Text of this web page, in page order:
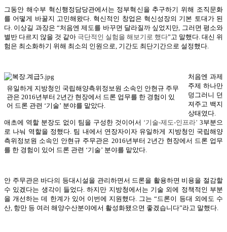
그동안 해수부 혁신행정담당관에서는 정부혁신을 추구하기 위해 조직문화
를 어떻게 바꿀지 고민해왔다. 혁신적인 창업은 혁신성장의 기본 토대가 된
다. 이상길 과장은 “처음엔 제도를 바꾸면 달라질까 싶었지만, 그러면 평소와
별반 다르지 않을 것 같아 극단적인 실험 을 해보기로 했다”고 말했다. 대신 위
험은 최소화하기 위해 최소의 인원으로, 기간도 최단기간으로 설정했다.
유일하게 지방청인 국립해양측위정보원 소속인 안현규 주무
관은 2016년부터 2년간 현장에서 드론 업무를 한 경험이 있
어 드론 관련 ‘기술’ 분야를 맡았다.
처음엔 과제
주제 하나만
덩그러니 던
져주고 백지
상태였다.
애초에 역할 분장도 없이 팀을 구성한 것이어서 ‘기술-제도-인프라’ 3부분으
로 나눠 역할을 정했다. 팀 내에서 연장자이자 유일하게 지방청인 국립해양
측위정보원 소속인 안현규 주무관은 2016년부터 2년간 현장에서 드론 업무
를 한 경험이 있어 드론 관련 ‘기술’ 분야를 맡았다.
안 주무관은 바다의 등대시설을 관리하면서 드론을 활용하면 비용을 절감할
수 있겠다는 생각이 들었다. 하지만 지방청에서는 기술 외에 정책적인 부분
을 개선하는 데 한계가 있어 이번에 지원했다. 그는 “드론이 등대 외에도 수
산, 항만 등 여러 해양수산분야에서 활성화됐으면 좋겠습니다”라고 말했다.